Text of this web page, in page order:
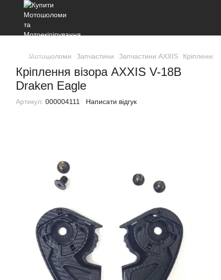
Мотошоломи Запчастини Запчастини AXXIS Кріплення
Кріплення візора AXXIS V-18B
Draken Eagle
Артикул: 000004111 Написати відгук